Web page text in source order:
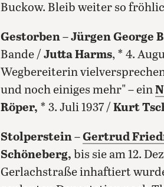
Buckow. Bleib weiter so
Gestorben–Jürgen George
Bande / Jutta Harms, * 4.
Wegbereiterin
und noch einiges mehr" – ein
Röper, * 3. Juli 1937 / Kurt
Stolperstein–Gertrud
Schöneberg, bis sie am 12.
Gerlachstraße inhaftiert